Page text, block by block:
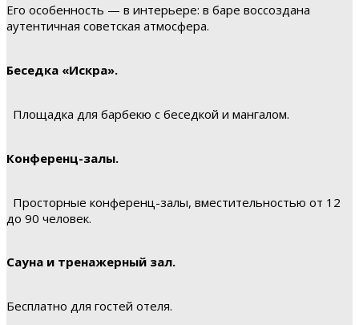
Его особенность — в интерьере: в баре воссоздана
аутентичная советская атмосфера.
Беседка «Искра».
Площадка для барбекю с беседкой и мангалом.
Конференц-залы.
Просторные конференц-залы, вместительностью от 12
до 90 человек.
Сауна и тренажерный зал.
Бесплатно для гостей отеля.